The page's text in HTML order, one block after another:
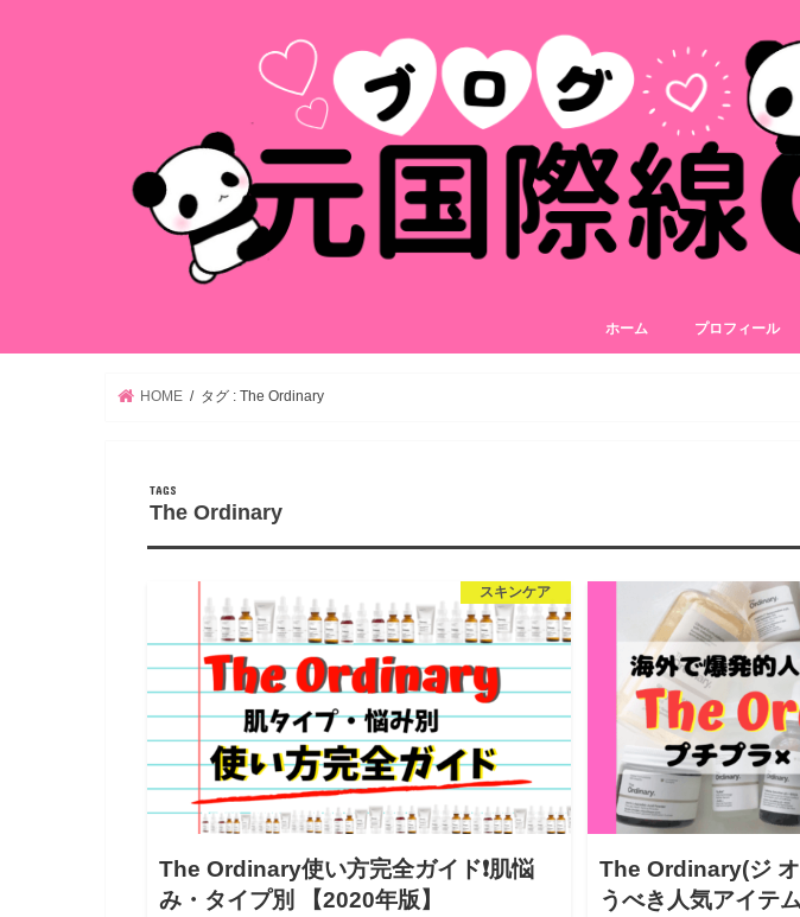
ホーム プロフィール
HOME タグ : The Ordinary
The Ordinary
スキンケア
The Ordinary使い方完全ガイド❗肌悩
み・タイプ別 【2020年版】
The Ordinary(ジ
うべき人気アイテ